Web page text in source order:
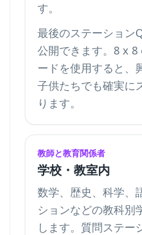
す。
最後のステーション
公開できます。8 x 8
ードを使用すると、
子供たちでも確実に
ります。
教師と教育関係者
学校・教室内
数学、歴史、科学、
ションなどの教科別
します。質問ステー